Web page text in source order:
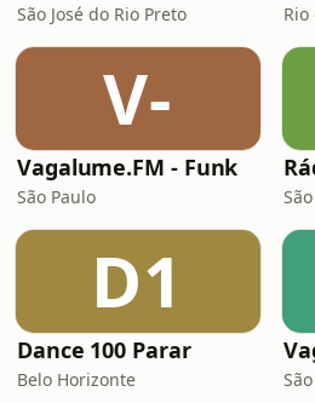
São José do Rio Preto Rio
V-
Vagalume.FM - Funk
São Paulo
D1
Dance 100 Parar
Belo Horizonte